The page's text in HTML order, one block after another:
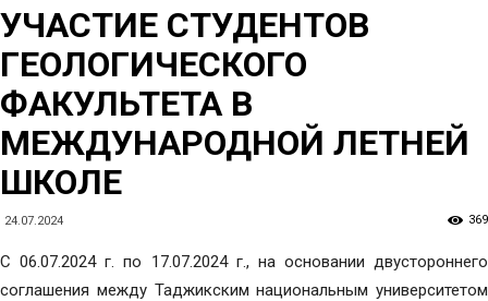
УЧАСТИЕ СТУДЕНТОВ
ГЕОЛОГИЧЕСКОГО
ФАКУЛЬТЕТА В
МЕЖДУНАРОДНОЙ ЛЕТНЕЙ
ШКОЛЕ
24.07.2024 369
С 06.07.2024 г. по 17.07.2024 г., на основании двустороннего
соглашения между Таджикским национальным университетом